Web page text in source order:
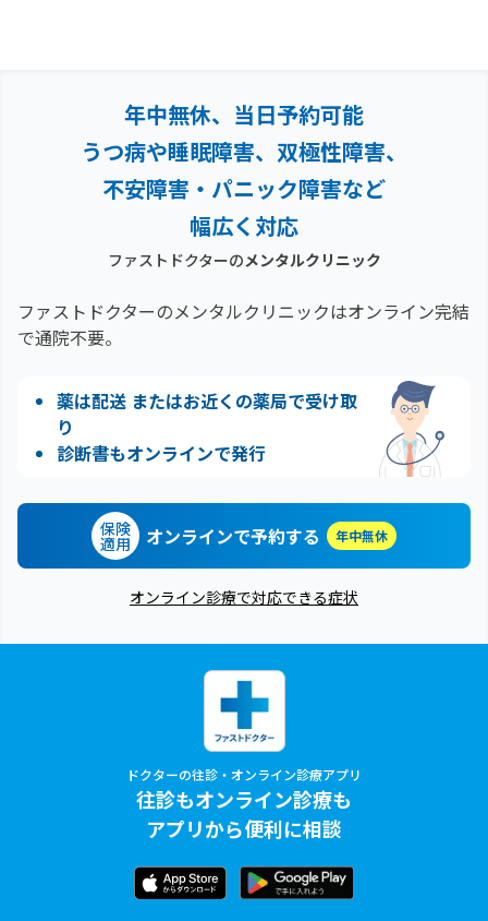
年中無休、当日予約可能
うつ病や睡眠障害、双極性障害、
不安障害・パニック障害など
幅広く対応
ファストドクターのメンタルクリニック
ファストドクターのメンタルクリニックはオンライン完結
で通院不要。
薬は配送 またはお近くの薬局で受け取
り
診断書もオンラインで発行
保険
適用 オンラインで予約する 年中無休
オンライン診療で対応できる症状
ドクターの往診・オンライン診療アプリ
往診もオンライン診療も
アプリから便利に相談